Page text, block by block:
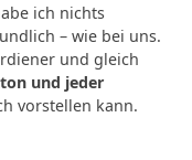
ich nichts
– wie bei uns.
und gleich
und jeder
vorstellen kann.